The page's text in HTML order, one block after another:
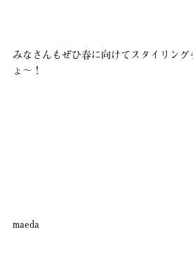
みなさんもぜひ春に向けてスタイリン
ょ〜！
maeda